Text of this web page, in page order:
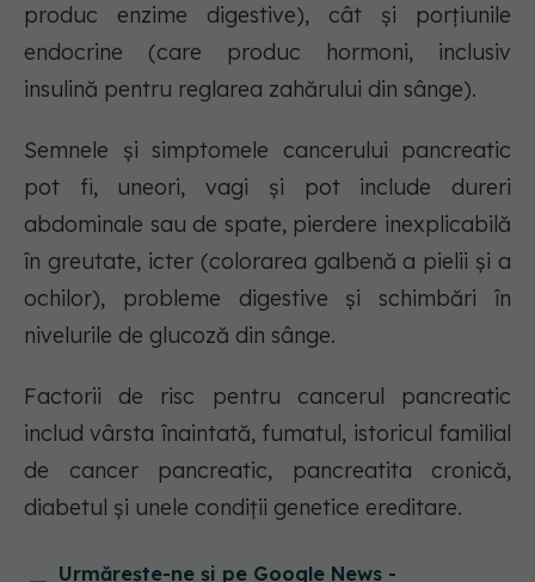
produc enzime digestive), cât și porțiunile
endocrine (care produc hormoni, inclusiv
insulină pentru reglarea zahărului din sânge).
Semnele și simptomele cancerului pancreatic
pot fi, uneori, vagi și pot include dureri
abdominale sau de spate, pierdere inexplicabilă
în greutate, icter (colorarea galbenă a pielii și a
ochilor), probleme digestive și schimbări în
nivelurile de glucoză din sânge.
Factorii de risc pentru cancerul pancreatic
includ vârsta înaintată, fumatul, istoricul familial
de cancer pancreatic, pancreatita cronică,
diabetul și unele condiții genetice ereditare.
Urmărește-ne și pe Google News -